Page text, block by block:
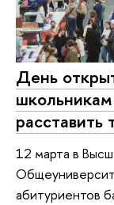
День
расставить
12 марта в
абитуриентов